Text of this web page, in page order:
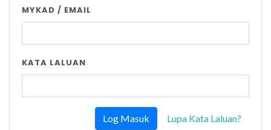
MYKAD / EMAIL
KATA LALUAN
Lupa Kata Laluan?